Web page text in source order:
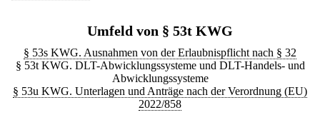
Umfeld von § 53t KWG
§ 53s KWG. Ausnahmen von der Erlaubnispflicht nach § 32
§ 53t KWG. DLT-Abwicklungssysteme und DLT-Handels- und
Abwicklungssysteme
§ 53u KWG. Unterlagen und Anträge nach der Verordnung (EU)
2022/858